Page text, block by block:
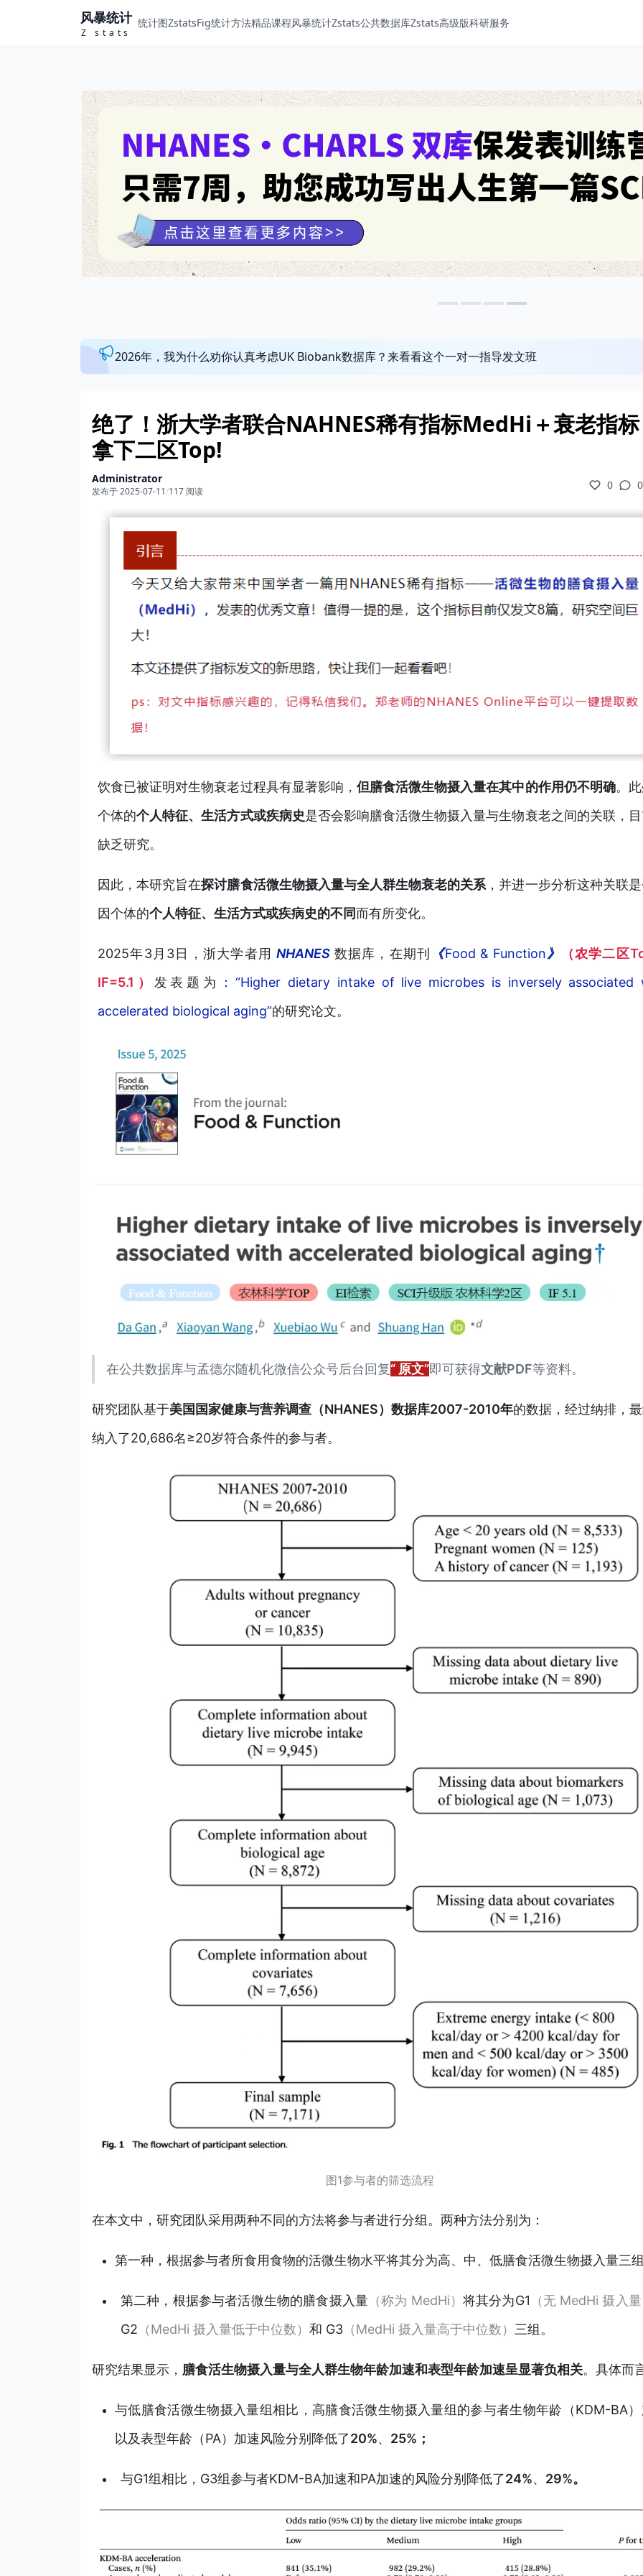
风暴统计
Z stats
统计图ZstatsFig统计方法精品课程风暴统计Zstats公共数据库Zstats高级版科研服务
2026年，我为什么劝你认真考虑UK Biobank数据库？来看看这个一对一指导发文班
绝了！浙大学者联合NAHNES稀有指标MedHi＋衰老指
拿下二区Top!
Administrator
发布于 2025-07-11/117 阅读 0 0
饮食已被证明对生物衰老过程具有显著影响， 但膳食活微生物摄入量在其中的作用仍不明确。
个体的个人特征、生活方式或疾病史是否会影响膳食活微生物摄入量与生物衰老之间的关联，
缺乏研究。
因此，本研究旨在探讨膳食活微生物摄入量与全人群生物衰老的关系 ，并进一步分析这种关联
因个体的个人特征、生活方式或疾病史的不同而有所变化。
2025年3月3日，浙大学者用NHANES 数据库，在期刊 《Food & Function》
（农学二区
IF=5.1） 发表题为
：“Higher dietary intake of live microbes is inversely associated
accelerated biological aging”的研究论文。
在公共数据库与孟德尔随机化微信公众号后台回复“ 原文”即可获得文献PDF等资料。
研究团队基于美国国家健康与营养调查（NHANES）数据库2007-2010年的数据 ，经过纳排，
纳入了20,686名≥20岁符合条件的参与者。
图1参与者的筛选流程
在本文中，研究团队采用两种不同的方法将参与者进行分组。两种方法分别为：
第一种，根据参与者所食用食物的活微生物水平将其分为高、中、低膳食活微生物摄入量三
第二种，根据参与者活微生物的膳食摄入量 （称为 MedHi） 将其分为G1 （无 MedHi 摄入
G2 （MedHi 摄入量低于中位数） 和 G3 （MedHi 摄入量高于中位数） 三组。
研究结果显示， 膳食活生物摄入量与全人群生物年龄加速和表型年龄加速呈显著负相关。具体而
与低膳食活微生物摄入量组相比，高膳食活微生物摄入量组的参与者生物年龄（KDM-BA
以及表型年龄（PA）加速风险分别 降低了20%、 25%；
与G1组相比，G3组参与者KDM-BA加速和PA加速的风险分别降低了24%、 29%。